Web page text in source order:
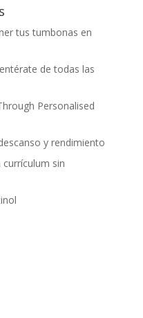
tus tumbonas en
de todas las
Personalised
y rendimiento
sin